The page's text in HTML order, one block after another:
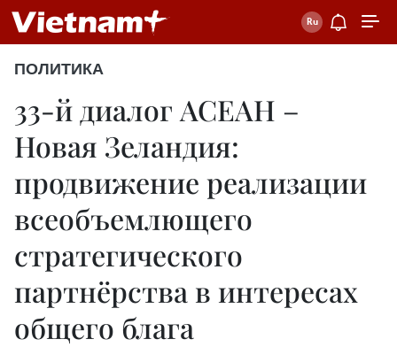
ПОЛИТИКА
33-й диалог АСЕАН –
Новая Зеландия:
продвижение реализации
всеобъемлющего
стратегического
партнёрства в интересах
общего блага